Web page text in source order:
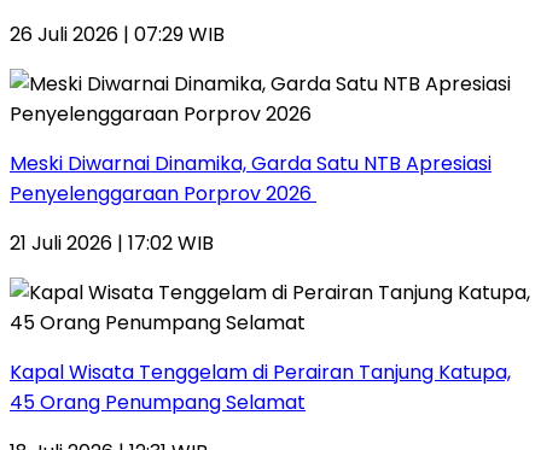
26 Juli 2026 | 07:29 WIB
Meski Diwarnai Dinamika, Garda Satu NTB Apresiasi
Penyelenggaraan Porprov 2026 ‎
21 Juli 2026 | 17:02 WIB
Kapal Wisata Tenggelam di Perairan Tanjung Katupa,
45 Orang Penumpang Selamat